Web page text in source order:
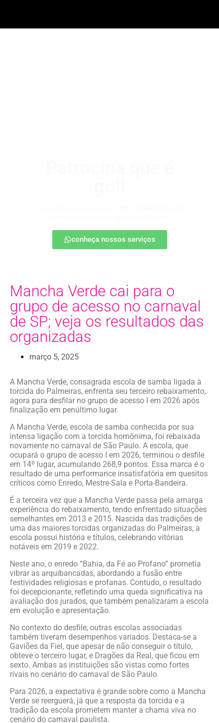
conheça nossos serviços
Mancha Verde cai para o
grupo de acesso no carnaval
de SP; veja os resultados das
organizadas
março 5, 2025
A Mancha Verde, consagrada escola de samba ligada à
torcida do Palmeiras, enfrenta seu terceiro rebaixamento,
agora para desfilar no grupo de acesso I em 2026 após
finalização em penúltimo lugar.
A Mancha Verde, escola de samba conhecida por sua
intensa ligação com a torcida homônima, foi rebaixada
novamente no carnaval de São Paulo. A escola, que
ocupará o grupo de acesso I em 2026, terminou o desfile
em 14º lugar, acumulando 268,9 pontos. Essa marca é o
resultado de uma performance insatisfatória em quesitos
críticos como Enredo, Mestre-Sala e Porta-Bandeira.
É a terceira vez que a Mancha Verde passa pela amarga
experiência do rebaixamento, tendo enfrentado situações
semelhantes em 2013 e 2015. Nascida das tradições de
uma das maiores torcidas organizadas do Palmeiras, a
escola possui história e títulos, celebrando vitórias
notáveis em 2019 e 2022.
Neste ano, o enredo “Bahia, da Fé ao Profano” prometia
vibrar as arquibancadas, abordando a fusão entre
festividades religiosas e profanas. Contudo, o resultado
foi decepcionante, refletindo uma queda significativa na
avaliação dos jurados, que também penalizaram a escola
em evolução e apresentação.
No contexto do desfile, outras escolas associadas
também tiveram desempenhos variados. Destaca-se a
Gaviões da Fiel, que apesar de não conseguir o título,
obteve o terceiro lugar, e Dragões da Real, que ficou em
sexto. Ambas as instituições são vistas como fortes
rivais no cenário do carnaval de São Paulo.
Para 2026, a expectativa é grande sobre como a Mancha
Verde se reerguerá, já que a resposta da torcida e a
tradição da escola prometem manter a chama viva no
cenário do carnaval paulista.